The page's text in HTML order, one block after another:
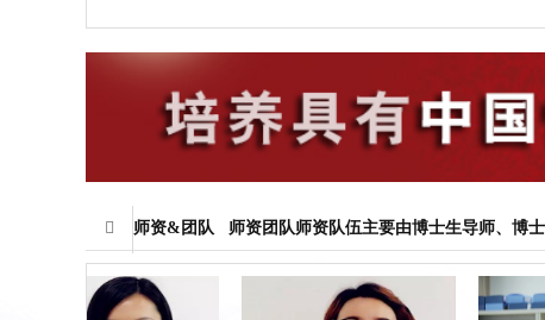
师资&团队 师资团队师资队伍主要由博士生导师、博